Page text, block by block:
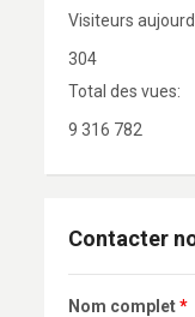
Visiteurs
304
Total des vues:
9 316 782
Contacter
Nom complet*